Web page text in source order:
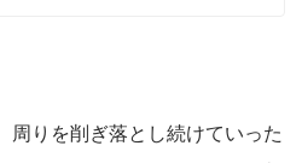
周りを削ぎ落とし続けていった